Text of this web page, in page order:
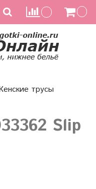
трусы
Slip